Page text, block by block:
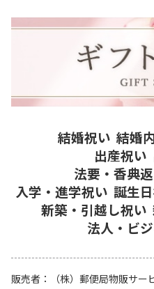
結婚祝い 結婚
出産祝い
法要・香典
入学・進学祝い 誕生
新築・引越し祝い
法人・ビ
販売者
（株）郵便局物販サー